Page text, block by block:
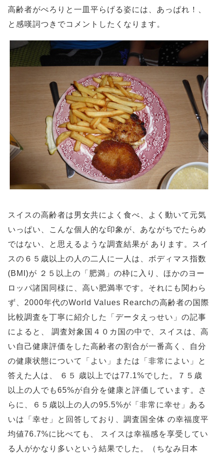
高齢者がぺろりと一皿平らげる姿には、あっぱれ！、
と感嘆詞つきでコメントしたくなります。
スイスの高齢者は男女共によく食べ、よく動いて元気
いっぱい、こんな個人的な印象が、あながちでたらめ
ではない、と思えるような調査結果が あります。スイ
スの６５歳以上の人の二人に一人は、ボディマス指数
(BMI)が ２５以上の「肥満」の枠に入り、ほかのヨー
ロッパ諸国同様に、高い肥満率です。それにも関わら
ず、2000年代のWorld Values Rearchの高齢者の国際
比較調査を丁寧に紹介した「データえっせい」の記事
によると、 調査対象国４０カ国の中で、スイスは、高
い自己健康評価をした高齢者の割合が一番高く、自分
の健康状態について「よい」または「非常によい」と
答えた人は、 ６５ 歳以上では77.1%でした。７５歳
以上の人でも65%が自分を健康と評価しています。さ
らに、６５歳以上の人の95.5%が「非常に幸せ」ある
いは「幸せ」と回答しており、調査国全体 の幸福度平
均値76.7%に比べても、 スイスは幸福感を享受してい
る人がかなり多いという結果でした。（ちなみ日本